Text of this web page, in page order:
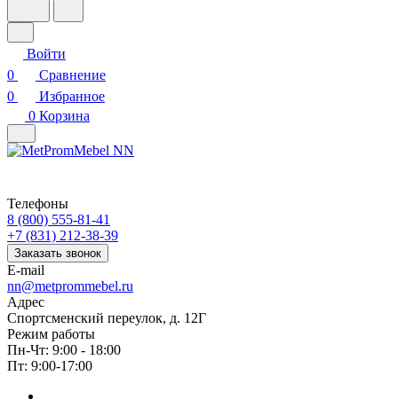
Войти
0
Сравнение
0
Избранное
0 Корзина
Телефоны
8 (800) 555-81-41
+7 (831) 212-38-39
Заказать звонок
E-mail
nn@metprommebel.ru
Адрес
Спортсменский переулок, д. 12Г
Режим работы
Пн-Чт: 9:00 - 18:00
Пт: 9:00-17:00